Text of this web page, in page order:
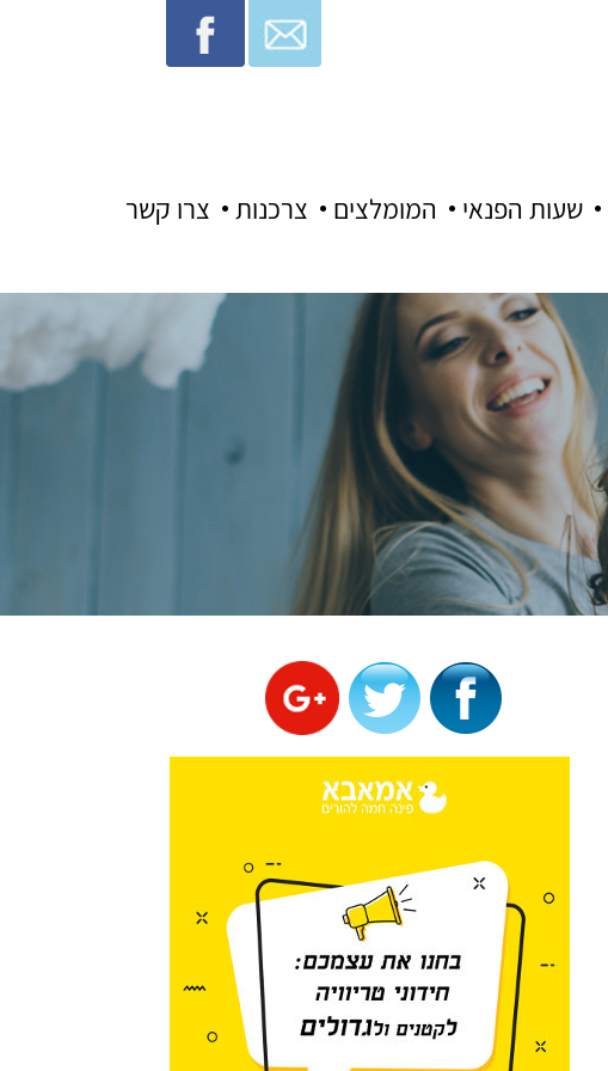
צרו קשר צרכנות המומלצים שעות הפנאי